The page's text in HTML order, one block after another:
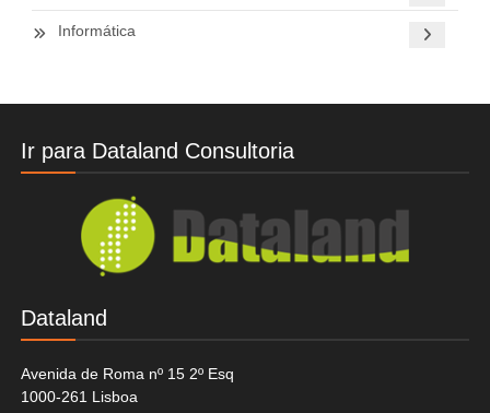
Informática
Ir para Dataland Consultoria
Dataland
Avenida de Roma nº 15 2º Esq
1000-261 Lisboa